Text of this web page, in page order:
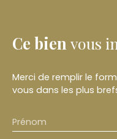
Ce bien vous
Merci de remplir le
vous dans les plus
Prénom